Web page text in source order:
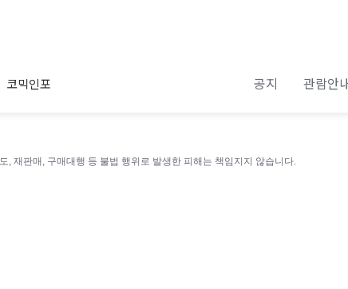
코믹인포 공지 관람안
, 재판매, 구매대행 등 불법 행위로 발생한 피해는 책임지지 않습니다.